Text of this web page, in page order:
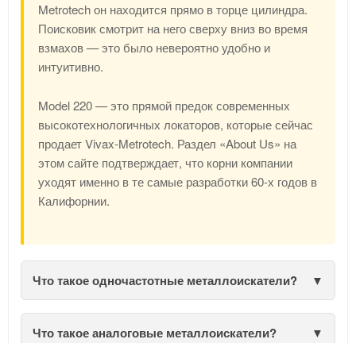
Metrotech он находится прямо в торце цилиндра.
Поисковик смотрит на него сверху вниз во время
взмахов — это было невероятно удобно и
интуитивно.
Model 220 — это прямой предок современных
высокотехнологичных локаторов, которые сейчас
продает Vivax-Metrotech. Раздел «About Us» на
этом сайте подтверждает, что корни компании
уходят именно в те самые разработки 60-х годов в
Калифорнии.
Что такое одночастотные металлоискатели?
Что такое аналоговые металлоискатели?